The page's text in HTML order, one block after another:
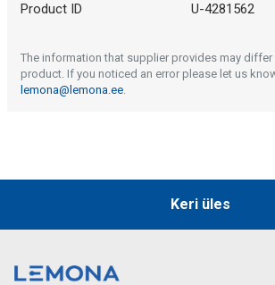
Product ID U-4281562
The information that supplier provides may differ
product. If you noticed an error please let us
lemona@lemona.ee.
Keri üles